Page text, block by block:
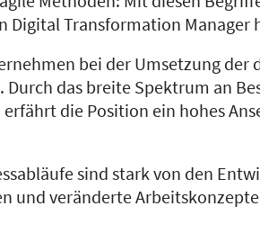
Digital Transformation Manager
bei der Umsetzung der
Durch das breite Spektrum an
die Position ein hohes
sind stark von den
und veränderte